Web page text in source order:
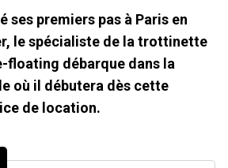
ses premiers pas à Paris en
le spécialiste de la trottinette
floating débarque dans la
où il débutera dès cette
de location.